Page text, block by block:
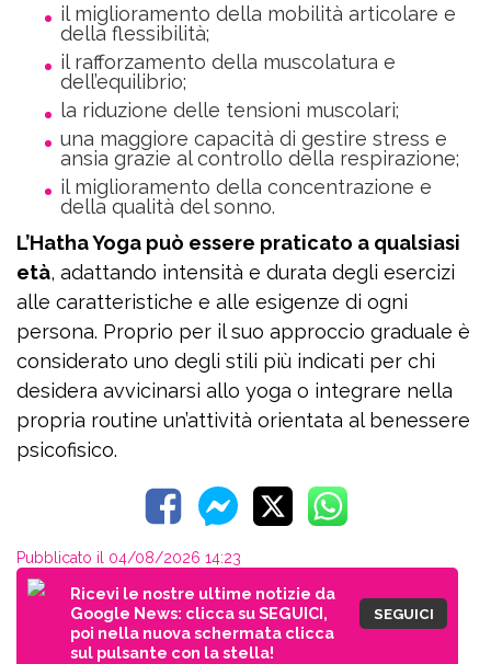
il miglioramento della mobilità articolare e
della flessibilità;
il rafforzamento della muscolatura e
dell’equilibrio;
la riduzione delle tensioni muscolari;
una maggiore capacità di gestire stress e
ansia grazie al controllo della respirazione;
il miglioramento della concentrazione e
della qualità del sonno.
L’Hatha Yoga può essere praticato a qualsiasi
età, adattando intensità e durata degli esercizi
alle caratteristiche e alle esigenze di ogni
persona. Proprio per il suo approccio graduale è
considerato uno degli stili più indicati per chi
desidera avvicinarsi allo yoga o integrare nella
propria routine un’attività orientata al benessere
psicofisico.
Pubblicato il 04/08/2026 14:23
Ricevi le nostre ultime notizie da
Google News: clicca su SEGUICI,
poi nella nuova schermata clicca
sul pulsante con la stella!
SEGUICI